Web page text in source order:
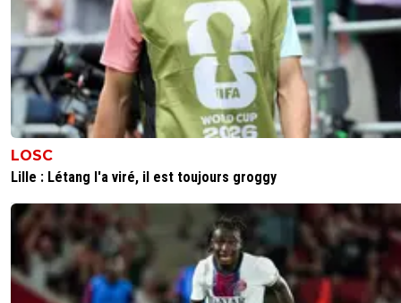
La vérité c'est qu'il vous est passé sous le nez.
tant mieux pour vous finalement vu le joueur que
Mais pas besoin de réécrire le passé.
6 + Répondre
Taurus.D 09 juillet 2026 à 11:15 +272
Putain si il lui a vraiment répondu ça...
Ça devrait suffire à le dégager et sans indemnité .
Non il n'est pas on père.
À priori il ne t'a pas appris à respecter tes supérieurs
hiérarchiques.
Si encore ce tocard était un grand joueur... Déjà ça ne
pas mais tu pourrais te dire qu'il apporte quand même
l'équipe.
Là..... mamamia....
LOSC
Lille : Létang l'a viré, il est toujours groggy